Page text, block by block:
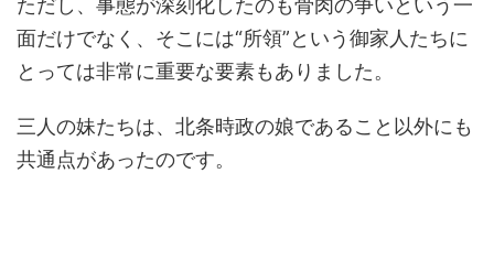
ただし、事態が深刻化したのも骨肉の争いという一
面だけでなく、そこには“所領”という御家人たちに
とっては非常に重要な要素もありました。
三人の妹たちは、北条時政の娘であること以外にも
共通点があったのです。